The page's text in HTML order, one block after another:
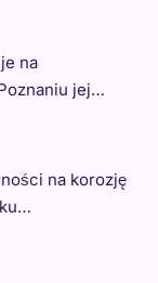
na
jej…
na korozję